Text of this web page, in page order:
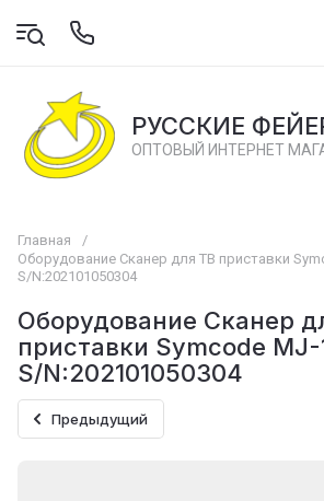
РУССКИЕ
ОПТОВЫЙ ИНТЕРНЕТ
Главная
/
Оборудование Сканер для ТВ приставки
S/N:202101050304
Оборудование Сканер
приставки Symcode
S/N:202101050304
Предыдущий